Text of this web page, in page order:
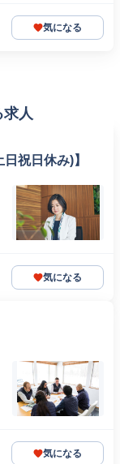
気になる
求人
祝日休み)】
気になる
気になる